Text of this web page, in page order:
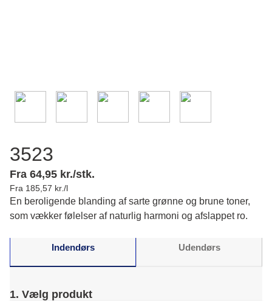
3523
Fra 64,95 kr./stk.
Fra 185,57 kr./l
En beroligende blanding af sarte grønne og brune toner,
som vækker følelser af naturlig harmoni og afslappet ro.
Indendørs Udendørs
1. Vælg produkt